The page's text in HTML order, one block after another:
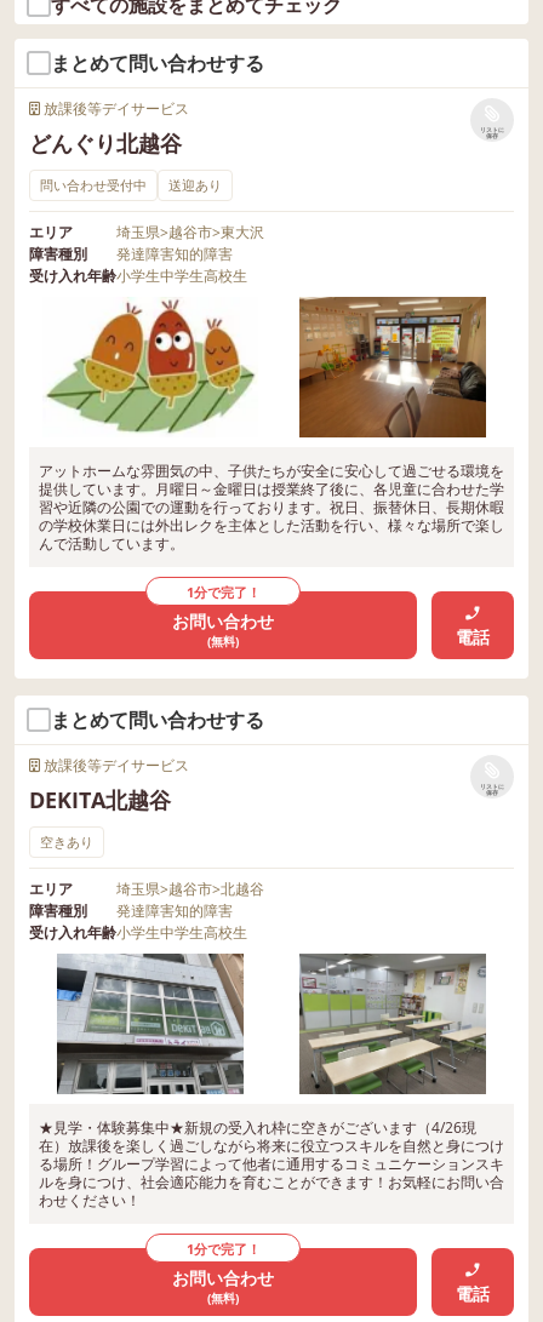
まとめて問い合わせする
放課後等デイサービス
どんぐり北越谷
リストに
保存
問い合わせ受付中 送迎あり
エリア 埼玉県>越谷市>東大沢
障害種別
発達障害知的障害
受け入れ年齢小学生中学生高校生
アットホームな雰囲気の中、子供たちが安全に安心して過ごせる環境を
提供しています。月曜日～金曜日は授業終了後に、各児童に合わせた学
習や近隣の公園での運動を行っております。祝日、振替休日、長期休暇
の学校休業日には外出レクを主体とした活動を行い、様々な場所で楽し
んで活動しています。
1分で完了！
お問い合わせ
(無料) 電話
まとめて問い合わせする
放課後等デイサービス
DEKITA北越谷
リストに
保存
空きあり
エリア 埼玉県>越谷市>北越谷
障害種別
発達障害知的障害
受け入れ年齢小学生中学生高校生
★見学・体験募集中★新規の受入れ枠に空きがございます（4/26現
在）放課後を楽しく過ごしながら将来に役立つスキルを自然と身につけ
る場所！グループ学習によって他者に通用するコミュニケーションスキ
ルを身につけ、社会適応能力を育むことができます！お気軽にお問い合
わせください！
1分で完了！
お問い合わせ
(無料) 電話